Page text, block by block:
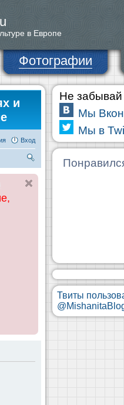
в Европе
Фотографии
и
Вход
ск
Не забывай
Мы
Мы в
Твиты